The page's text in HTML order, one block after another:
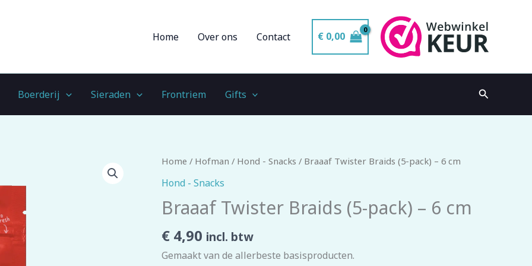
Home Over ons Contact € 0,00
Boerderij Sieraden Frontriem Gifts Zoeken
Home / Hofman / Hond - Snacks / Braaaf Twister Braids (5-pack) – 6 cm
Hond - Snacks
Braaaf Twister Braids (5-pack) – 6 cm
€ 4,90 incl. btw
Gemaakt van de allerbeste basisproducten.
Braaaf
Twister
(5-
-
6